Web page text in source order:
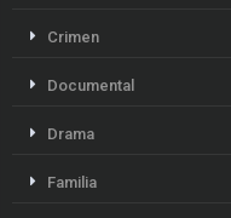
Crimen
Documental
Drama
Familia